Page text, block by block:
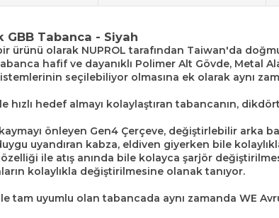
GBB Tabanca - Siyah
ürünü olarak NUPROL tarafından Taiwan'da
hafif ve dayanıklı Polimer Alt Gövde, Metal
seçilebiliyor olmasına ek olarak aynı
hedef almayı kolaylaştıran tabancanın,
önleyen Gen4 Çerçeve, değiştirlebilir arka
uyandıran kabza, eldiven giyerken bile
ile atış anında bile kolayca şarjör
kolaylıkla değiştirilmesine olanak tanıyor.
tam uyumlu olan tabancada aynı zamanda WE